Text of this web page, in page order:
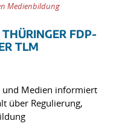
Medienbildung
FDP-
TLM
und Medien informiert
über Regulierung,